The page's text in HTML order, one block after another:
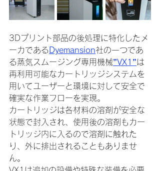
3Dプリント部品の後処理に特化したメ
ーカであるDyemansion社の一つであ
る蒸気スムージング専用機械”VX1 ”は
再利用可能なカートリッジシステムを
用いてユーザーと環境に対して安全で
確実な作業フローを実現。
カートリッジは各材料の溶剤が安全な
状態で封入され、使用後の溶剤もカー
トリッジ内に入るので溶剤に触れた
り、外に排出されることもありませ
ん。